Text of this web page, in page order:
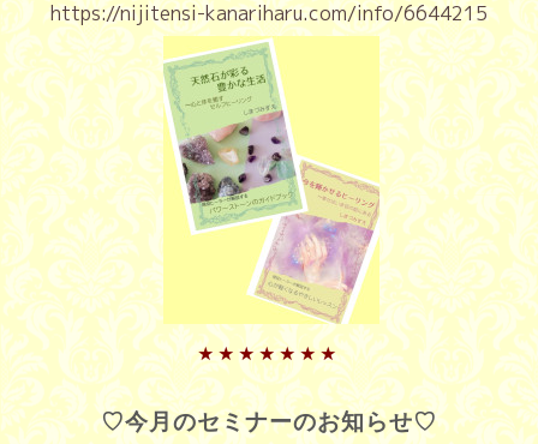
https://nijitensi-kanariharu.com/info/6644215
★★ ★★★ ★★
♡今月のセミナーのお知らせ♡